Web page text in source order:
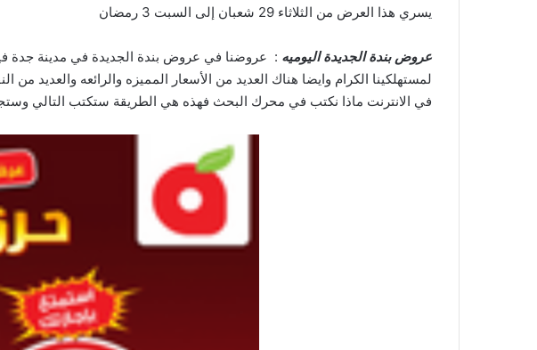
يسري هذا العرض من الثلاثاء 29 شعبان إلى السبت 3 رمضان
عروض بندة الجديدة اليوميه
لمستهلكينا الكرام وايضا هناك العديد من الأسعار المميزه والرائعه
في الانترنت ماذا نكتب في محرك البحث فهذه هي الطريقة ستكتب التالي